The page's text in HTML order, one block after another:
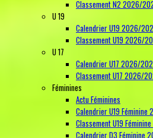
Classement N2 2026/
U 19
Calendrier U19 2026/
Classement U19 2026/
U 17
Calendrier U17 2026/
Classement U17 2026/
Féminines
Actu Féminines
Calendrier U19
Classement U19
Calendrier D3 Féminine